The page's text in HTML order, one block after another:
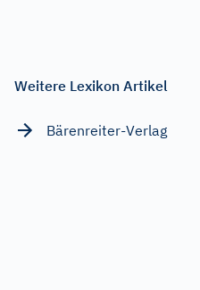
Weitere Lexikon Artikel
Bärenreiter-Verlag